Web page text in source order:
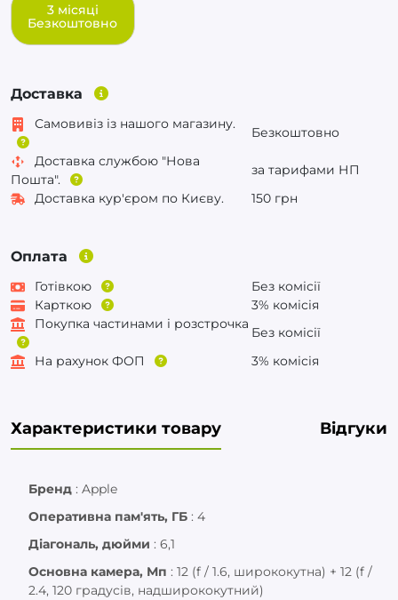
3 місяці
Безкоштовно
Доставка
Самовивіз із нашого магазину.
Безкоштовно
Доставка службою "Нова
Пошта".
за тарифами НП
Доставка кур'єром по Києву.
150 грн
Оплата
Готівкою
Без комісії
Карткою
3% комісія
Покупка частинами і розстрочка
Без комісії
На рахунок ФОП
3% комісія
Характеристики товару Відгуки
Бренд : Apple
Оперативна пам'ять, ГБ : 4
Діагональ, дюйми : 6,1
Основна камера, Мп : 12 (f / 1.6, ширококутна) + 12 (f /
2.4, 120 градусів, надширококутний)